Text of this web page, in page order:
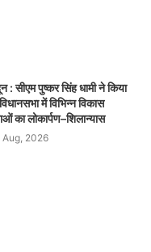
: सीएम पुष्कर सिंह धामी ने किया
में विभिन्न विकास
का लोकार्पण–शिलान्यास
2026